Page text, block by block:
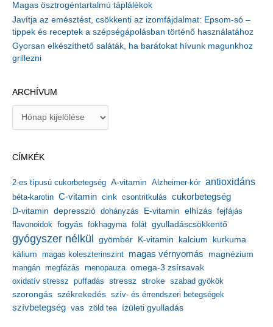
Magas ösztrogéntartalmú táplálékok
Javítja az emésztést, csökkenti az izomfájdalmat: Epsom-só –
tippek és receptek a szépségápolásban történő használatához
Gyorsan elkészíthető saláták, ha barátokat hívunk magunkhoz
grillezni
ARCHÍVUM
í
u
m
CÍMKÉK
2-es típusú cukorbetegség A-vitamin Alzheimer-kór antioxidáns
béta-karotin C-vitamin cink csontritkulás cukorbetegség
D-vitamin depresszió dohányzás E-vitamin elhízás fejfájás
flavonoidok fogyás fokhagyma folát gyulladáscsökkentő
gyógyszer nélkül gyömbér K-vitamin kalcium kurkuma
kálium magas koleszterinszint magas vérnyomás magnézium
mangán megfázás menopauza omega-3 zsírsavak
oxidatív stressz puffadás stressz stroke szabad gyökök
szorongás székrekedés szív- és érrendszeri betegségek
szívbetegség vas zöld tea ízületi gyulladás